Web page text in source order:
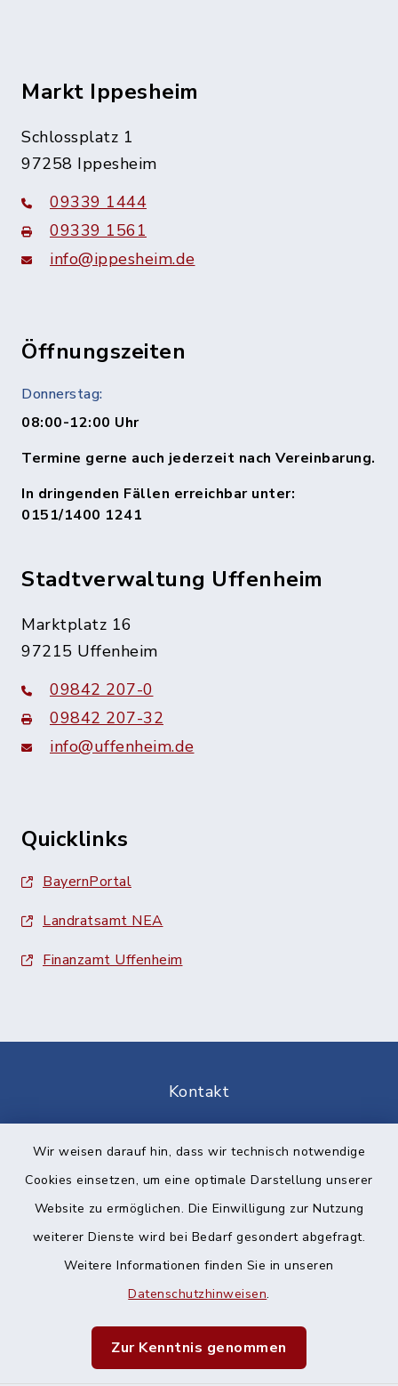
Wir weisen darauf hin, dass wir technisch notwendige
Cookies einsetzen, um eine optimale Darstellung unserer
Website zu ermöglichen. Die Einwilligung zur Nutzung
weiterer Dienste wird bei Bedarf gesondert abgefragt.
Weitere Informationen finden Sie in unseren
Datenschutzhinweisen.
Zur Kenntnis genommen
Markt Ippesheim
Schlossplatz 1
97258 Ippesheim
09339 1444
09339 1561
info@ippesheim.de
Öffnungszeiten
Donnerstag:
08:00-12:00 Uhr
Termine gerne auch jederzeit nach Vereinbarung.
In dringenden Fällen erreichbar unter:
0151/1400 1241
Stadtverwaltung Uffenheim
Marktplatz 16
97215 Uffenheim
09842 207-0
09842 207-32
info@uffenheim.de
Quicklinks
BayernPortal
Landratsamt NEA
Finanzamt Uffenheim
Kontakt
Datenschutz
Impressum
Sitemap
Cookie-Einstellungen